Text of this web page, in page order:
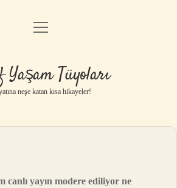
Anasayfa
Yasal Uyarı
menüyü
Tüyoları
neşe katan kısa hikayeler!
canlı yayın modere ediliyor ne